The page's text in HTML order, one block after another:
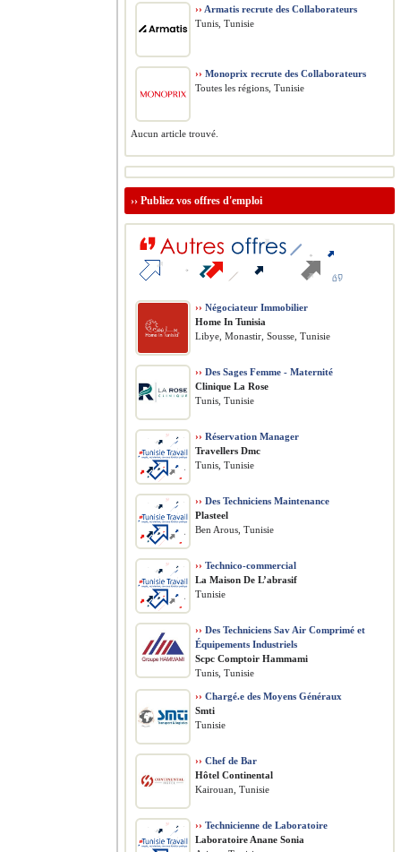
›› Armatis recrute des Collaborateurs
Tunis, Tunisie
›› Monoprix recrute des Collaborateurs
Toutes les régions, Tunisie
Aucun article trouvé.
›› Publiez vos offres d'emploi
›› Négociateur Immobilier
Home In Tunisia
Libye, Monastir, Sousse, Tunisie
›› Des Sages Femme - Maternité
Clinique La Rose
Tunis, Tunisie
›› Réservation Manager
Travellers Dmc
Tunis, Tunisie
›› Des Techniciens Maintenance
Plasteel
Ben Arous, Tunisie
›› Technico-commercial
La Maison De L’abrasif
Tunisie
›› Des Techniciens Sav Air Comprimé et
Équipements Industriels
Scpc Comptoir Hammami
Tunis, Tunisie
›› Chargé.e des Moyens Généraux
Smti
Tunisie
›› Chef de Bar
Hôtel Continental
Kairouan, Tunisie
›› Technicienne de Laboratoire
Laboratoire Anane Sonia